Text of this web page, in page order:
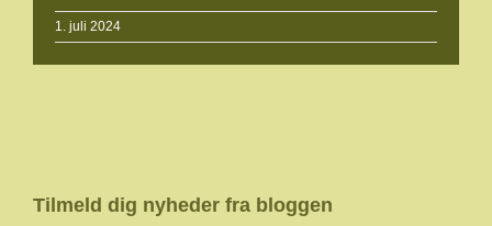
1. juli 2024
Tilmeld dig nyheder fra bloggen